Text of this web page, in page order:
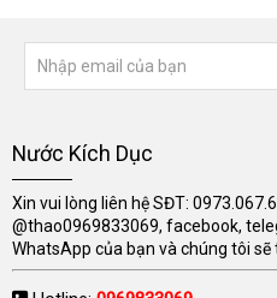
Nước Kích Dục
Xin vui lòng liên hệ SĐT:
@thao0969833069, facebook,
WhatsApp của bạn và chúng tôi sẽ